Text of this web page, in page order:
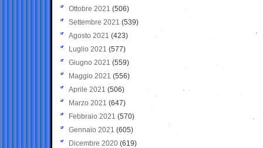
Ottobre 2021 (506)
Settembre 2021 (539)
Agosto 2021 (423)
Luglio 2021 (577)
Giugno 2021(559)
Maggio 2021 (556)
Aprile 2021 (506)
Marzo 2021 (647)
Febbraio 2021 (570)
Gennaio 2021 (605)
Dicembre 2020 (619)